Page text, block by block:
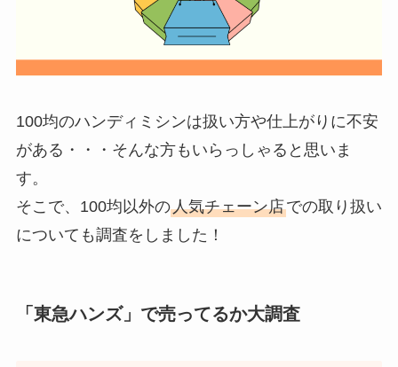
100均のハンディミシンは扱い方や仕上がりに不安
がある・・・そんな方もいらっしゃると思いま
す。
そこで、100均以外の人気チェーン店での取り扱い
についても調査をしました！
「東急ハンズ」で売ってるか大調査